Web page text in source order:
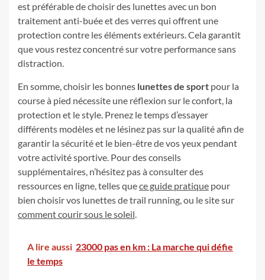
est préférable de choisir des lunettes avec un bon
traitement anti-buée et des verres qui offrent une
protection contre les éléments extérieurs. Cela garantit
que vous restez concentré sur votre performance sans
distraction.
En somme, choisir les bonnes lunettes de sport pour la
course à pied nécessite une réflexion sur le confort, la
protection et le style. Prenez le temps d’essayer
différents modèles et ne lésinez pas sur la qualité afin de
garantir la sécurité et le bien-être de vos yeux pendant
votre activité sportive. Pour des conseils
supplémentaires, n’hésitez pas à consulter des
ressources en ligne, telles quece guide pratique pour
bien choisir vos lunettes de trail running, ou le site sur
comment courir sous le soleil.
A lire aussi 23000 pas en km : La marche qui défie
le temps